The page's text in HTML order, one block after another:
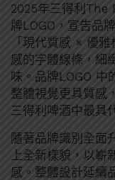
2025年三得利The
牌LOGO，宣告品
「現代質感 × 優
感的字體線條，細
味。品牌LOGO 中
整體視覺更具質感
三得利啤酒中最具
隨著品牌識別全面
上全新樣貌，以
感。整體設計延續